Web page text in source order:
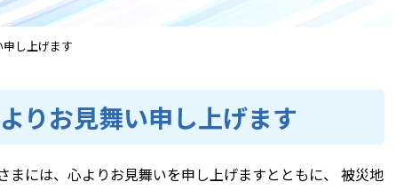
し上げます
りお見舞い申し上げます
には、心よりお見舞いを申し上げますとともに、 被災地